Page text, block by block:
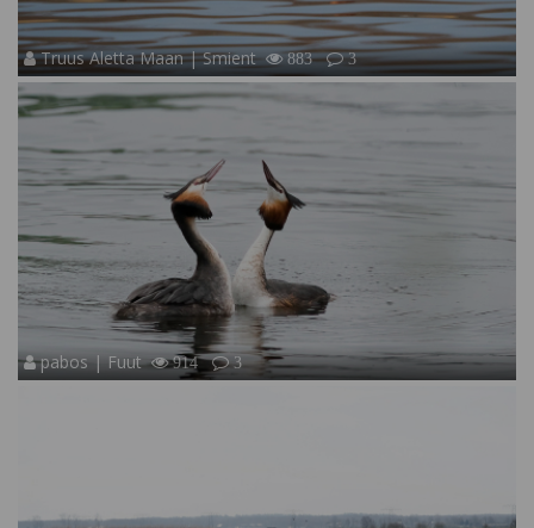
Truus Aletta Maan | Smient 883 3
pabos | Fuut 914 3